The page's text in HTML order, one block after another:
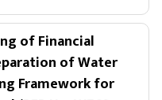
of Financial
of Water
Framework for